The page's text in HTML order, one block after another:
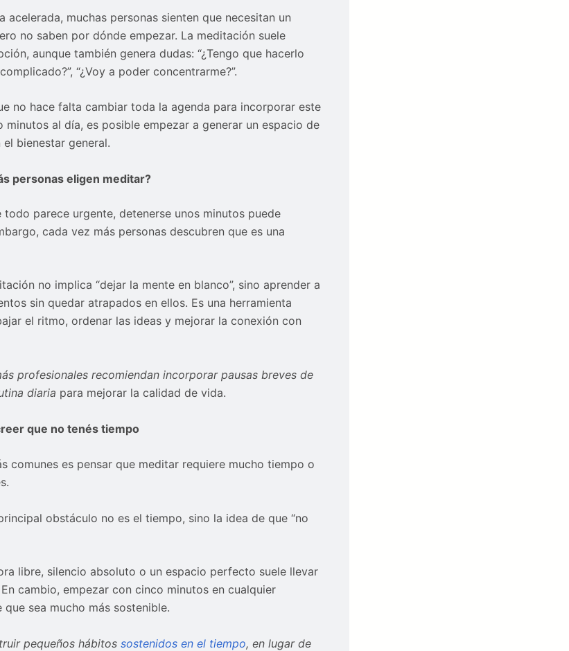
acelerada, muchas personas sienten que necesitan un
no saben por dónde empezar. La meditación suele
aunque también genera dudas: “¿Tengo que hacerlo
“¿Voy a poder concentrarme?”.
no hace falta cambiar toda la agenda para incorporar este
minutos al día, es posible empezar a generar un espacio de
bienestar general.
personas eligen meditar?
parece urgente, detenerse unos minutos puede
cada vez más personas descubren que es una
no implica “dejar la mente en blanco”, sino aprender a
sin quedar atrapados en ellos. Es una herramienta
el ritmo, ordenar las ideas y mejorar la conexión con
profesionales recomiendan incorporar pausas breves de
diaria para mejorar la calidad de vida.
que no tenés tiempo
comunes es pensar que meditar requiere mucho tiempo o
obstáculo no es el tiempo, sino la idea de que “no
libre, silencio absoluto o un espacio perfecto suele llevar
cambio, empezar con cinco minutos en cualquier
sea mucho más sostenible.
pequeños hábitos sostenidos en el tiempo, en lugar de